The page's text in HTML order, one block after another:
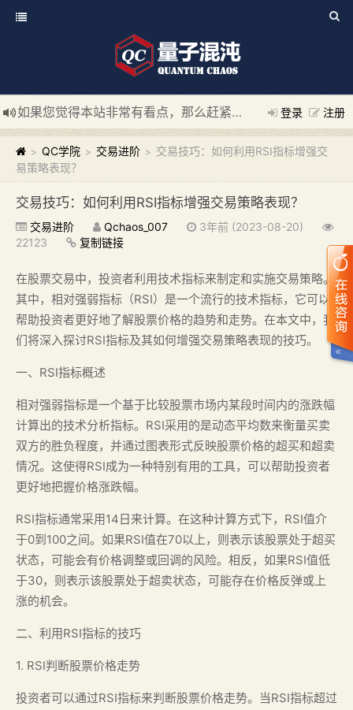
登录 注册
如果您觉得本站非常有看点，那么赶紧使用Ctrl+D 收藏我们吧
新添加量子混沌系统板块，欢迎大家访问！
---“量子混沌系
> QC学院 > 交易进阶 > 交易技巧：如何利用RSI指标增强交
易策略表现？
交易技巧：如何利用RSI指标增强交易策略表现？
交易进阶 Qchaos_007
3年前 (2023-08-20)
22123
复制链接
在股票交易中，投资者利用技术指标来制定和实施交易策略。
其中，相对强弱指标（RSI）是一个流行的技术指标，它可以
帮助投资者更好地了解股票价格的趋势和走势。在本文中，我
们将深入探讨RSI指标及其如何增强交易策略表现的技巧。
一、RSI指标概述
相对强弱指标是一个基于比较股票市场内某段时间内的涨跌幅
计算出的技术分析指标。RSI采用的是动态平均数来衡量买卖
双方的胜负程度，并通过图表形式反映股票价格的超买和超卖
情况。这使得RSI成为一种特别有用的工具，可以帮助投资者
更好地把握价格涨跌幅。
RSI指标通常采用14日来计算。在这种计算方式下，RSI值介
于0到100之间。如果RSI值在70以上，则表示该股票处于超买
状态，可能会有价格调整或回调的风险。相反，如果RSI值低
于30，则表示该股票处于超卖状态，可能存在价格反弹或上
涨的机会。
二、利用RSI指标的技巧
1. RSI判断股票价格走势
投资者可以通过RSI指标来判断股票价格走势。当RSI指标超过